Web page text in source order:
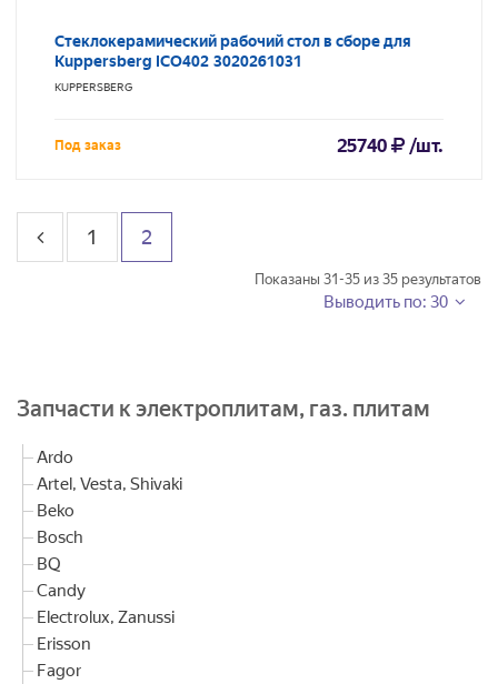
Стеклокерамический рабочий стол в сборе для
Kuppersberg ICO402 3020261031
KUPPERSBERG
Под заказ 25740 /шт.
1 2
Показаны 31-35 из 35 результатов
Выводить по: 30
Запчасти к электроплитам, газ. плитам
Ardo
Artel, Vesta, Shivaki
Beko
Bosch
BQ
Candy
Electrolux, Zanussi
Erisson
Fagor